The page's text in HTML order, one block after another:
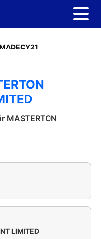
MADECY21
MASTERTON
LIMITED